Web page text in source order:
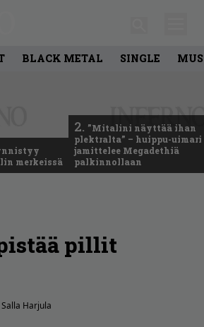
BLACK METAL SINGLE
merkeissä
2. ”Mitalini näyttää ihan
plektralta” – huippu-uimari
jamittelee Megadethiä
palkinnollaan
pillit
Salla Harjula